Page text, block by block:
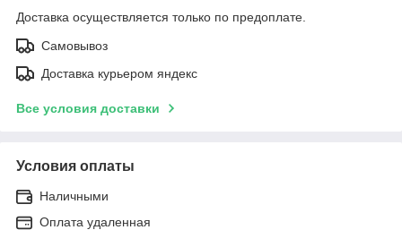
Доставка осуществляется только по предоплате.
Самовывоз
Доставка курьером яндекс
Все условия доставки
Условия оплаты
Наличными
Оплата удаленная